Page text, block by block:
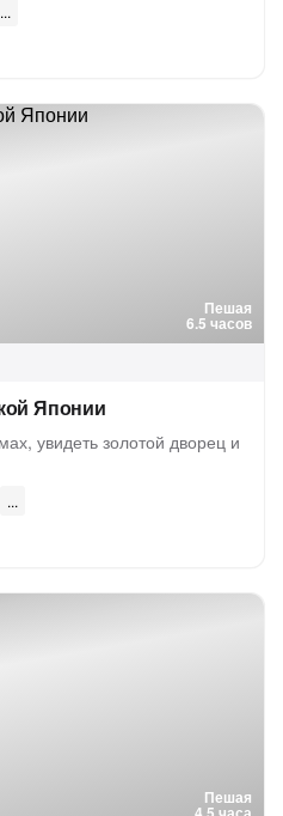
Пешая
6.5 часов
Японии
увидеть золотой дворец и
Пешая